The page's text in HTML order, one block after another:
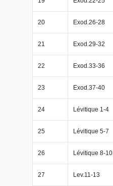
20 Exod.26-28
21 Exod.29-32
22 Exod.33-36
23 Exod.37-40
24 Lévitique 1-4
25 Lévitique 5-7
26 Lévitique 8-10
27 Lev.11-13